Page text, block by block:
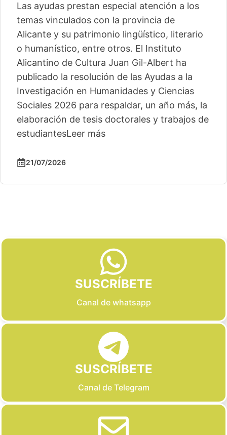
Las ayudas prestan especial atención a los
temas vinculados con la provincia de
Alicante y su patrimonio lingüístico, literario
o humanístico, entre otros. El Instituto
Alicantino de Cultura Juan Gil-Albert ha
publicado la resolución de las Ayudas a la
Investigación en Humanidades y Ciencias
Sociales 2026 para respaldar, un año más, la
elaboración de tesis doctorales y trabajos de
estudiantesLeer más
21/07/2026
SUSCRÍBETE
Canal de whatsapp
SUSCRÍBETE
Canal de Telegram